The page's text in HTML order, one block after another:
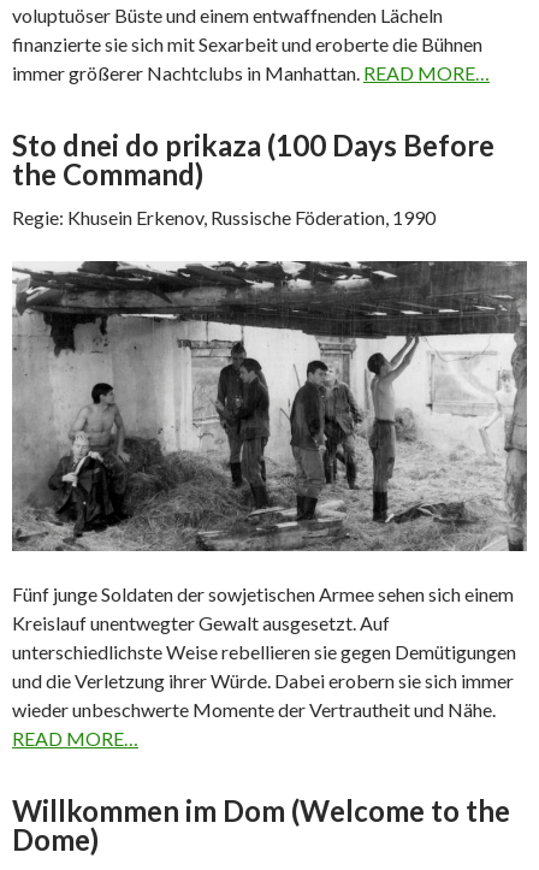
voluptuöser Büste und einem entwaffnenden Lächeln
finanzierte sie sich mit Sexarbeit und eroberte die Bühnen
immer größerer Nachtclubs in Manhattan. READ MORE…
Sto dnei do prikaza (100 Days Before
the Command)
Regie: Khusein Erkenov, Russische Föderation, 1990
Fünf junge Soldaten der sowjetischen Armee sehen sich einem
Kreislauf unentwegter Gewalt ausgesetzt. Auf
unterschiedlichste Weise rebellieren sie gegen Demütigungen
und die Verletzung ihrer Würde. Dabei erobern sie sich immer
wieder unbeschwerte Momente der Vertrautheit und Nähe.
READ MORE…
Willkommen im Dom (Welcome to the
Dome)